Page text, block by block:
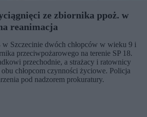
ze zbiornika ppoż. w
reanimacja
w Szczecinie dwóch chłopców w wieku 9 i
przeciwpożarowego na terenie SP 18.
przechodnie, a strażacy i ratownicy
chłopcom czynności życiowe. Policja
pod nadzorem prokuratury.